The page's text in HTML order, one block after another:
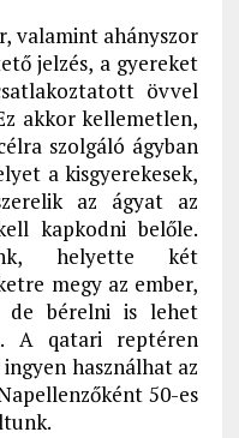
valamint ahányszor
jelzés, a gyereket
övvel
akkor kellemetlen,
szolgáló ágyban
a kisgyerekesek,
az ágyat az
kapkodni belőle.
helyette két
megy az ember,
de bérelni is lehet
A qatari reptéren
használhat az
50-es